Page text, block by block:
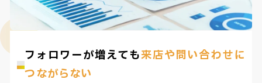
フォロワーが増えても来店や問い合わせに
つながらない